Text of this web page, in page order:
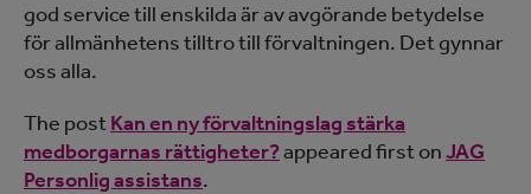
god service till enskilda är av avgörande betydelse
för allmänhetens tilltro till förvaltningen. Det gynnar
oss alla.
The postKan en ny förvaltningslag stärka
medborgarnas rättigheter?appeared first onJAG
Personlig assistans.